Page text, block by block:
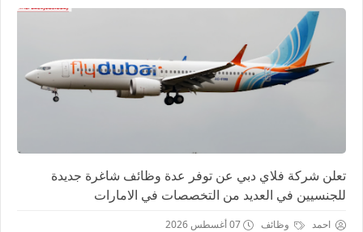
تعلن شركة فلاي دبي عن توفر عدة وظائف شاغرة جديدة
للجنسيين في العديد من التخصصات في الامارات
احمد وظائف
07 أغسطس 2026